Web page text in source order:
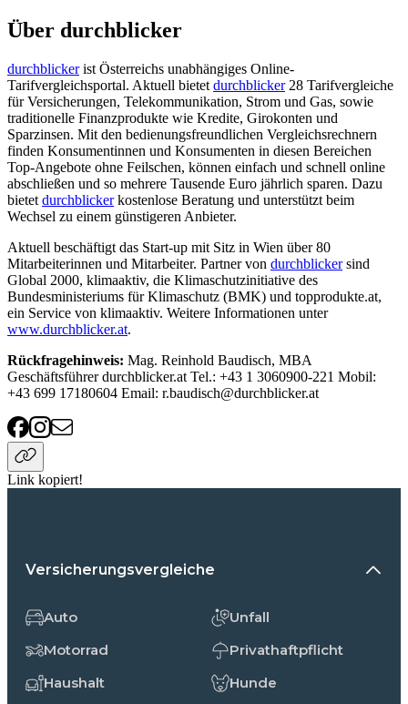
Über durchblicker
durchblickerist Österreichs unabhängiges Online-
Tarifvergleichsportal. Aktuell bietet durchblicker28 Tarifvergleiche
für Versicherungen, Telekommunikation, Strom und Gas, sowie
traditionelle Finanzprodukte wie Kredite, Girokonten und
Sparzinsen. Mit den bedienungsfreundlichen Vergleichsrechnern
finden Konsumentinnen und Konsumenten in diesen Bereichen
Top-Angebote ohne Feilschen, können einfach und schnell online
abschließen und so mehrere Tausende Euro jährlich sparen. Dazu
bietet durchblickerkostenlose Beratung und unterstützt beim
Wechsel zu einem günstigeren Anbieter.
Aktuell beschäftigt das Start-up mit Sitz in Wien über 80
Mitarbeiterinnen und Mitarbeiter. Partner von durchblickersind
Global 2000, klimaaktiv, die Klimaschutzinitiative des
Bundesministeriums für Klimaschutz (BMK) und topprodukte.at,
ein Service von klimaaktiv. Weitere Informationen unter
www.durchblicker.at.
Rückfragehinweis: Mag. Reinhold Baudisch, MBA
Geschäftsführer durchblicker.at Tel.: +43 1 3060900-221 Mobil:
+43 699 17180604 Email: r.baudisch@durchblicker.at
Link kopiert!
Versicherungsvergleiche
Auto
Motorrad
Haushalt
Unfall
Privathaftpflicht
Hunde